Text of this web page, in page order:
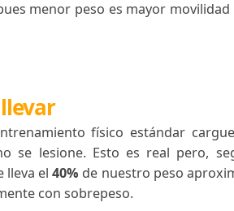
se cargue
que es primordial llevar
pues menor peso es mayor